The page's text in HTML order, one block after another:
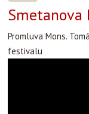
Promluva Mons.
festivalu